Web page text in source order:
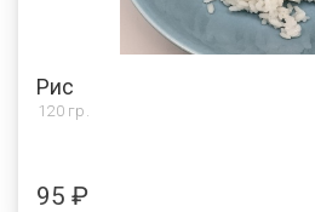
Рис
120 гр.
95 ₽